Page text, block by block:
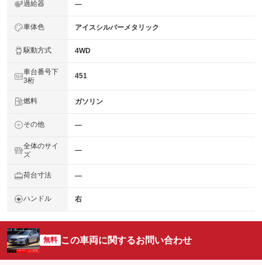
過給器 ―
車体色 アイスシルバーメタリック
駆動方式 4WD
車台番号下
3桁
451
燃料 ガソリン
その他 ―
全体のサイ
ズ
―
荷台寸法 ―
ハンドル 右
無料 この車両に関するお問い合わせ